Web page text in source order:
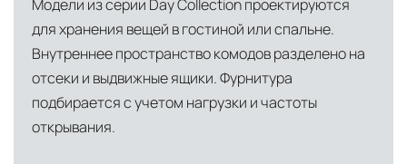
Лондон, Великобритания—
логистический хаб для европейского рынка
США— центр доставки для
североамериканского сегмента
Другие страны Европы
Модели из серии Day Collection проектируются
для хранения вещей в гостиной или спальне.
Внутреннее пространство комодов разделено на
отсеки и выдвижные ящики. Фурнитура
подбирается с учетом нагрузки и частоты
открывания.